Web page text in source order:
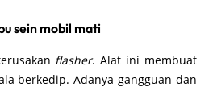
sein mobil mati
flasher. Alat ini membuat
berkedip. Adanya gangguan dan